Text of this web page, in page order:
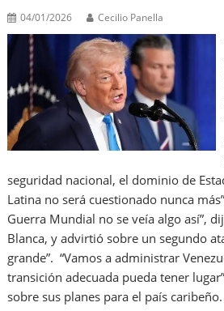
04/01/2026 Cecilio Panella
seguridad nacional, el dominio de
Latina no será cuestionado nunca
Guerra Mundial no se veía algo así”,
Blanca, y advirtió sobre un segundo
grande”. “Vamos a administrar
transición adecuada pueda tener
sobre sus planes para el país